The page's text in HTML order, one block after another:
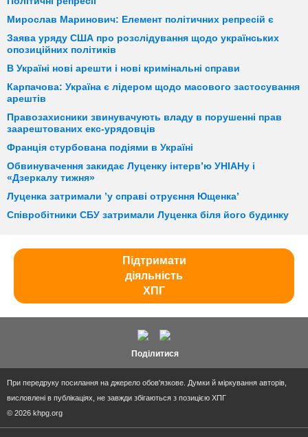
Мирослав Маринович: Елемент політичних репресій є
Заява уряду США про розслідування щодо українських
опозиційних політиків
В Україні нові арешти і нові кримінальні справи
Карпачова: Україна є лідером щодо масового застосування
арештів
Правозахисники звинувачують владу в порушенні прав
заарештованих екс-урядовців
Франція стурбована подіями в Україні
Обвинувачення закидає Луценку інтерв’ю УНІАНу і
«Дзеркалу тижня»
Луценка затримали ’у справі отруєння Ющенка’
Співробітники СБУ затримали Луценка біля його будинку
Підтримати
діяльність
ХПГ
Поділитися
При передруку посилання на джерело обов'язкове. Думки й міркування авторів,
висловлені в публікаціях, не завжди збігаються з позицією ХПГ
© 2026 khpg.org